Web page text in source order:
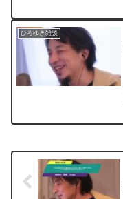
ひろゆき雑談